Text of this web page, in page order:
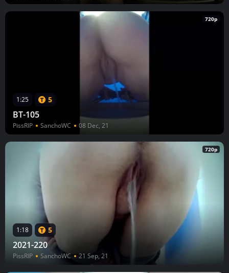
720p
1:25 5
BT-105
PissRIP SanchoWC 08 Dec, 21
720p
1:18 5
2021-220
PissRIP SanchoWC 21 Sep, 21